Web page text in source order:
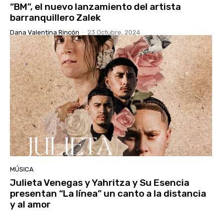
“BM”, el nuevo lanzamiento del artista
barranquillero Zalek
Dana Valentina Rincón - 23 Octubre, 2024
MÚSICA
Julieta Venegas y Yahritza y Su Esencia
presentan “La línea” un canto a la distancia
y al amor